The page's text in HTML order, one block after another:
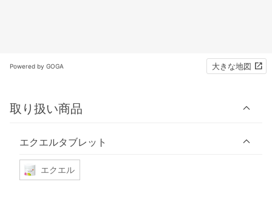
Powered by GOGA 大きな地図
取り扱い商品
エクエルタブレット
エクエル